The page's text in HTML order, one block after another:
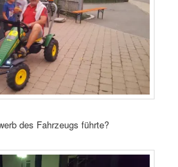
des Fahrzeugs führte?